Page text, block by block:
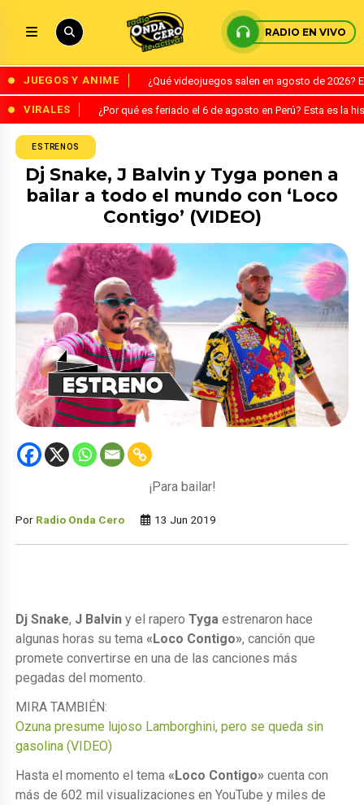
RADIO EN VIVO
JUEGOS Y ANIME ¿Qué videojuegos salen en agosto de
VIRALES ¿Por qué es feriado el 6 de agosto en Perú? Esta es la
ESTRENOS
Dj Snake, J Balvin y Tyga ponen a
bailar a todo el mundo con ‘Loco
Contigo’ (VIDEO)
¡Para bailar!
Por Radio Onda Cero 13 Jun 2019
Dj Snake, J Balvin y el raperoTyga estrenaron hace
algunas horas su tema «Loco Contigo», canción que
promete convertirse en una de las canciones más
pegadas del momento.
MIRA TAMBIÉN:
Ozuna presume lujoso Lamborghini, pero se queda sin
gasolina (VIDEO)
Hasta el momento el tema «Loco Contigo» cuenta con
más de 602 mil visualizaciones en YouTube y miles de